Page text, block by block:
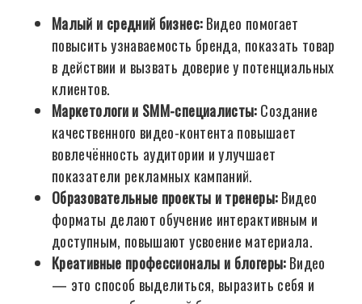
Малый и средний бизнес:Видео помогает
повысить узнаваемость бренда, показать товар
в действии и вызвать доверие у потенциальных
клиентов.
Маркетологи и SMM-специалисты:Создание
качественного видео-контента повышает
вовлечённость аудитории и улучшает
показатели рекламных кампаний.
Образовательные проекты и тренеры:Видео
форматы делают обучение интерактивным и
доступным, повышают усвоение материала.
Креативные профессионалы и блогеры:Видео
— это способ выделиться, выразить себя и